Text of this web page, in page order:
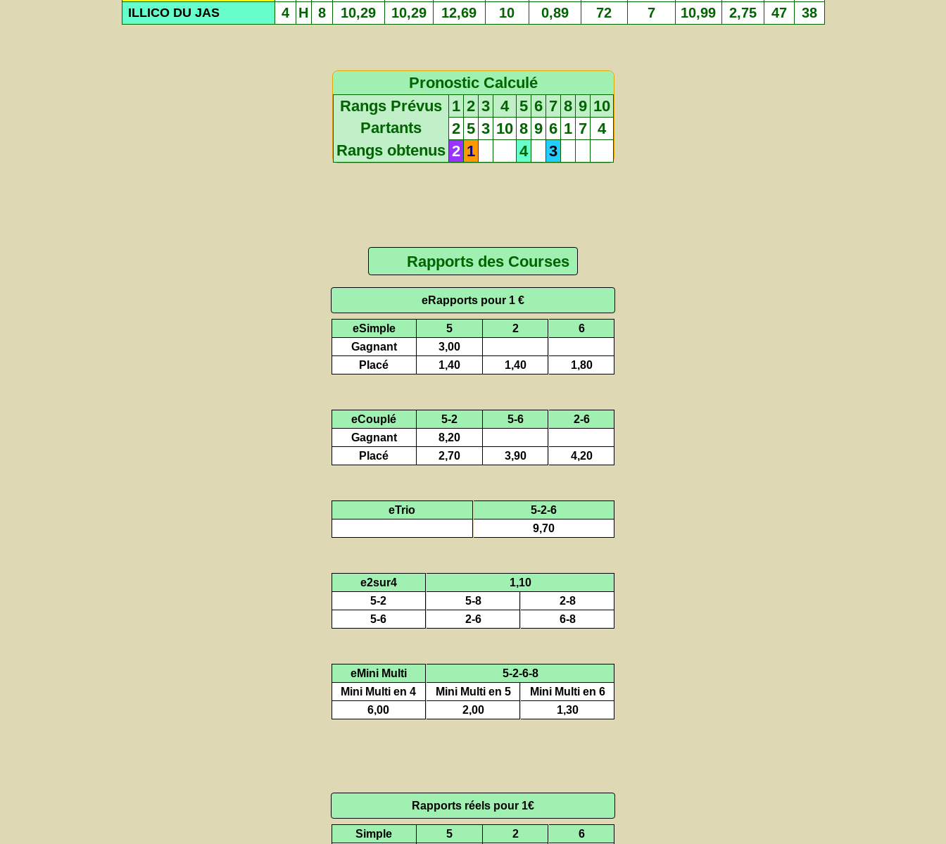
ILLICO DU JAS 4 H 8 10,29 10,29 12,69 10 0,89 72 7 10,99 2,75 47 38
Pronostic Calculé
Rangs Prévus
1 2 3 4 5 6 7 8 9 10
Partants
2 5 3 10 8 9 6 1 7
4
Rangs obtenus 2 1 4 3
Rapports des Courses
eRapports pour 1 €
eSimple 5 2
6
Gagnant
3,00
Placé
1,40 1,40 1,80
eCouplé 5-2 5-6
2-6
Gagnant
8,20
Placé
2,70 3,90 4,20
eTrio
5-2-6
9,70
e2sur4
1,10
5-2
5-8
2-8
5-6
2-6 6-8
eMini Multi
5-2-6-8
Mini Multi en 4
Mini Multi en 5
Mini Multi en 6
6,00
2,00 1,30
Rapports réels pour 1€
Simple 5 2
6